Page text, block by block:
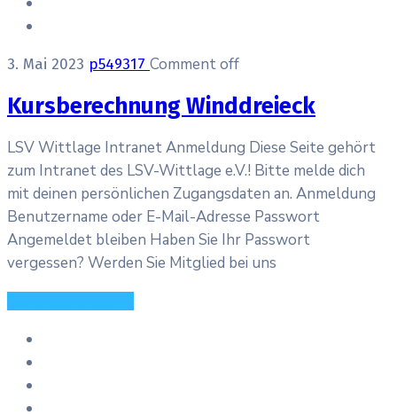
3. Mai 2023 p549317 Comment off
Kursberechnung Winddreieck
LSV Wittlage Intranet Anmeldung Diese Seite gehört
zum Intranet des LSV-Wittlage e.V.! Bitte melde dich
mit deinen persönlichen Zugangsdaten an. Anmeldung
Benutzername oder E-Mail-Adresse Passwort
Angemeldet bleiben Haben Sie Ihr Passwort
vergessen? Werden Sie Mitglied bei uns